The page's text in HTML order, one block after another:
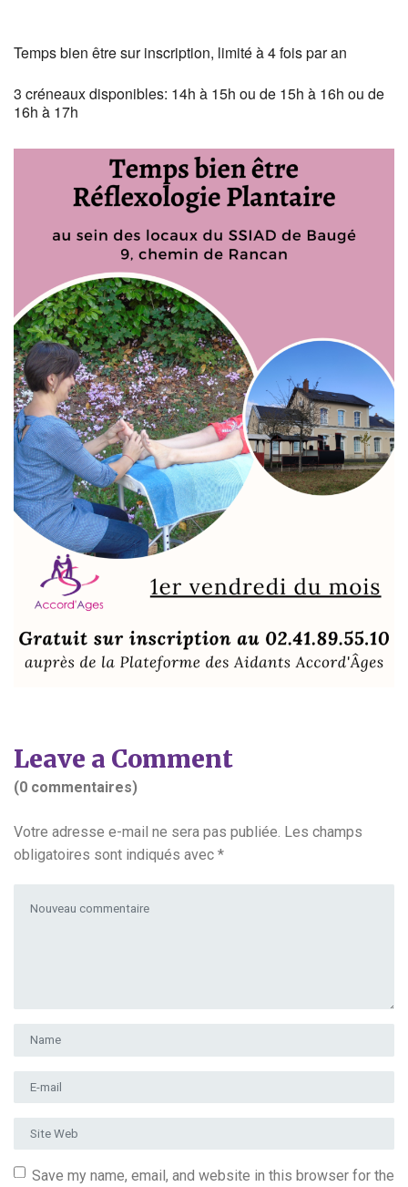
Temps bien être sur inscription, limité à 4 fois par an
3 créneaux disponibles: 14h à 15h ou de 15h à 16h ou de
16h à 17h
Leave a Comment
(0 commentaires)
Votre adresse e-mail ne sera pas publiée. Les champs
obligatoires sont indiqués avec *
Prénom et nom
Adresse e-mail
Site Web
Save my name, email, and website in this browser for the